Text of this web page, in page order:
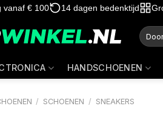
vanaf € 100 14 dagen bedenktijd
Zoeken
naar:
HANDSCHOENEN
/ SCHOENEN / SNEAKERS